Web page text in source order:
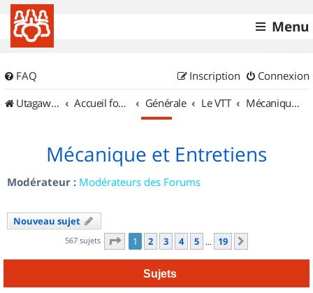
Menu
FAQ Connexion
Inscription
UtagawaVTT (Randos VTT et VTTAE avec traces GPS)
Accueil forum Générale Le VTT Mécanique et Entretiens
Mécanique et Entretiens
Modérateur : Modérateurs des Forums
Nouveau sujet
567 sujets Page 1sur
1 2 3 4 5 … 19
Sujets